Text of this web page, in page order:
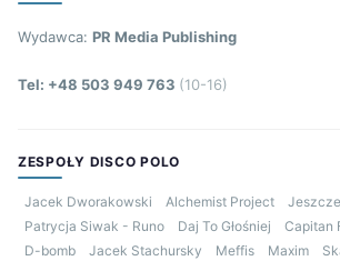
Wydawca: PR Media Publishing
Tel: +48 503 949 763 (10-16)
ZESPOŁY DISCO POLO
Jacek Dworakowski Alchemist Project
Patrycja Siwak - Runo
Daj To Głośniej Capitan
D-bomb
Jacek Stachursky Meffis Maxim